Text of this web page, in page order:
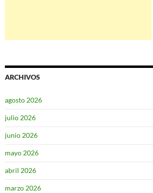
ARCHIVOS
agosto 2026
julio 2026
junio 2026
mayo 2026
abril 2026
marzo 2026